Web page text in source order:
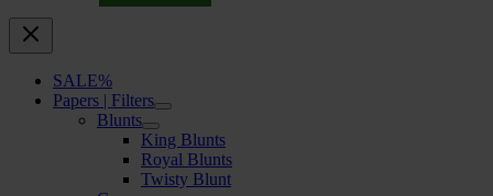
SALE%
Papers | Filters
Blunts
King Blunts
Royal Blunts
Twisty Blunt